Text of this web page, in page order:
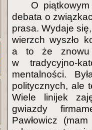
O
debata o
prasa. Wydaje
wierzch wyszło
a to że znowu
w tradycyjno-
mentalności.
politycznych, ale
Wiele linijek
gwiazdy
Pawłowicz